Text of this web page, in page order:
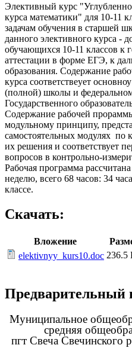
Элективный курс
курса математики" для 10-11
задачам обучения в старшей
данного элективного курса -
обучающихся 10-11 классов к
аттестации в форме ЕГЭ, к
образования. Содержание
курса соответствеует
(полной) школы и
Государственного
Содержание рабочей
модульному принципу,
самостоятельных модулях по
их решения и соответствует
вопросов в контрольно-
Рабочая программа
неделю, всего 68 часов: 34
классе.
Скачать:
Вложение
elektivnyy_kurs10.doc 236.5
Предварительный
Муниципальное
cредняя
пгт Свеча Свечинского